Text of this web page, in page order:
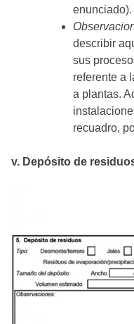
enunciado).
describir
sus
referente a
a plantas.
recuadro,
v. Depósito de